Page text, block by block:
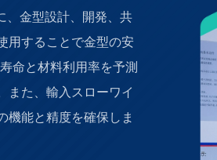
金型設計、開発、共
用することで金型の安
命と材料利用率を予測
また、輸入スローワイ
機能と精度を確保しま